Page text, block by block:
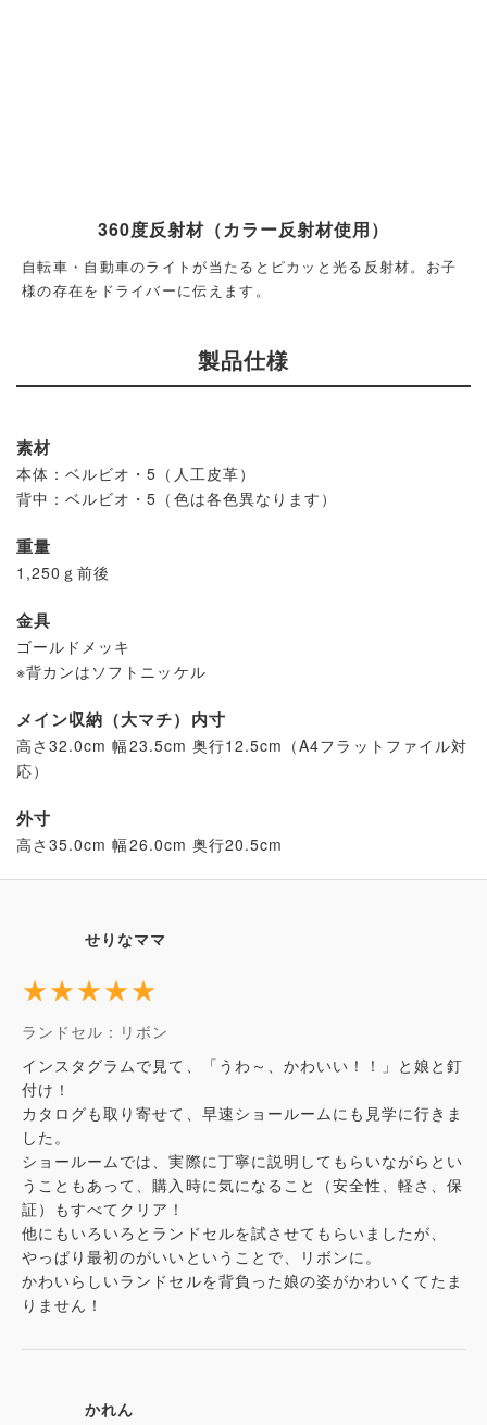
360度反射材（カラー反射材使用）
自転車・自動車のライトが当たるとピカッと光る反射材。お子
様の存在をドライバーに伝えます。
製品仕様
素材
本体：ベルビオ・5（人工皮革）
背中：ベルビオ・5（色は各色異なります）
重量
1,250ｇ前後
金具
ゴールドメッキ
※背カンはソフトニッケル
メイン収納（大マチ）内寸
高さ32.0cm 幅23.5cm 奥行12.5cm（A4フラットファイル対
応）
外寸
高さ35.0cm 幅26.0cm 奥行20.5cm
せりなママ
★★★★★
ランドセル：リボン
インスタグラムで見て、「うわ～、かわいい！！」と娘と釘
付け！
カタログも取り寄せて、早速ショールームにも見学に行きま
した。
ショールームでは、実際に丁寧に説明してもらいながらとい
うこともあって、購入時に気になること（安全性、軽さ、保
証）もすべてクリア！
他にもいろいろとランドセルを試させてもらいましたが、
やっぱり最初のがいいということで、リボンに。
かわいらしいランドセルを背負った娘の姿がかわいくてたま
りません！
かれん